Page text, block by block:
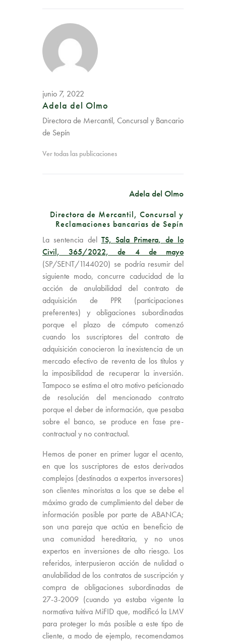
junio 7, 2022
Adela del Olmo
Directora de Mercantil, Concursal y Bancario
de Sepín
Ver todas las publicaciones
Adela del Olmo
Directora de Mercantil, Concursal y
Reclamaciones bancarias de Sepín
La sentencia del TS, Sala Primera, de lo
Civil, 365/2022, de 4 de mayo
(SP/SENT/1144020) se podría resumir del
siguiente modo, concurre caducidad de la
acción de anulabilidad del contrato de
adquisición de PPR (participaciones
preferentes) y obligaciones subordinadas
porque el plazo de cómputo comenzó
cuando los suscriptores del contrato de
adquisición conocieron la inexistencia de un
mercado efectivo de reventa de los títulos y
la imposibilidad de recuperar la inversión.
Tampoco se estima el otro motivo peticionado
de resolución del mencionado contrato
porque el deber de información, que pesaba
sobre el banco, se produce en fase pre-
contractual y no contractual.
Hemos de poner en primer lugar el acento,
en que los suscriptores de estos derivados
complejos (destinados a expertos inversores)
son clientes minoristas a los que se debe el
máximo grado de cumplimiento del deber de
información posible por parte de ABANCA;
son una pareja que actúa en beneficio de
una comunidad hereditaria, y no unos
expertos en inversiones de alto riesgo. Los
referidos, interpusieron acción de nulidad o
anulabilidad de los contratos de suscripción y
compra de obligaciones subordinadas de
27-3-2009 (cuando ya estaba vigente la
normativa tuitiva MiFID que, modificó la LMV
para proteger lo más posible a este tipo de
cliente, a modo de ejemplo, recomendamos